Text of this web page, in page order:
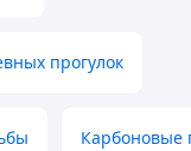
прогулок
Карбоновые